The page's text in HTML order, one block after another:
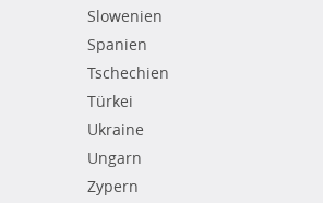
Slowenien
Spanien
Tschechien
Türkei
Ukraine
Ungarn
Zypern